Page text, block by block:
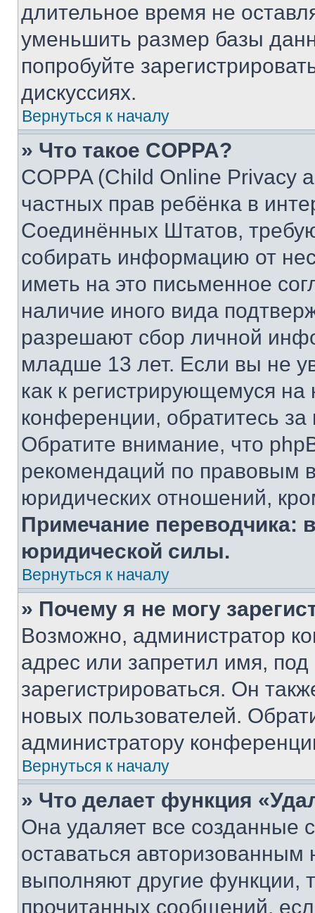
длительное время не
уменьшить размер базы
попробуйте
дискуссиях.
Вернуться к началу
» Что такое COPPA?
COPPA (Child Online Privacy
частных прав ребёнка в
Соединённых Штатов,
собирать информацию от
иметь на это письменное
наличие иного вида
разрешают сбор личной
младше 13 лет. Если вы не
как к регистрирующемуся
конференции, обратитесь
Обратите внимание, что
рекомендаций по правовым
юридических отношений,
Примечание переводчика:
юридической силы.
Вернуться к началу
» Почему я не могу
Возможно, администратор
адрес или запретил имя,
зарегистрироваться. Он
новых пользователей.
администратору
Вернуться к началу
» Что делает функция
Она удаляет все созданные
оставаться
выполняют другие функции,
прочитанных сообщений,